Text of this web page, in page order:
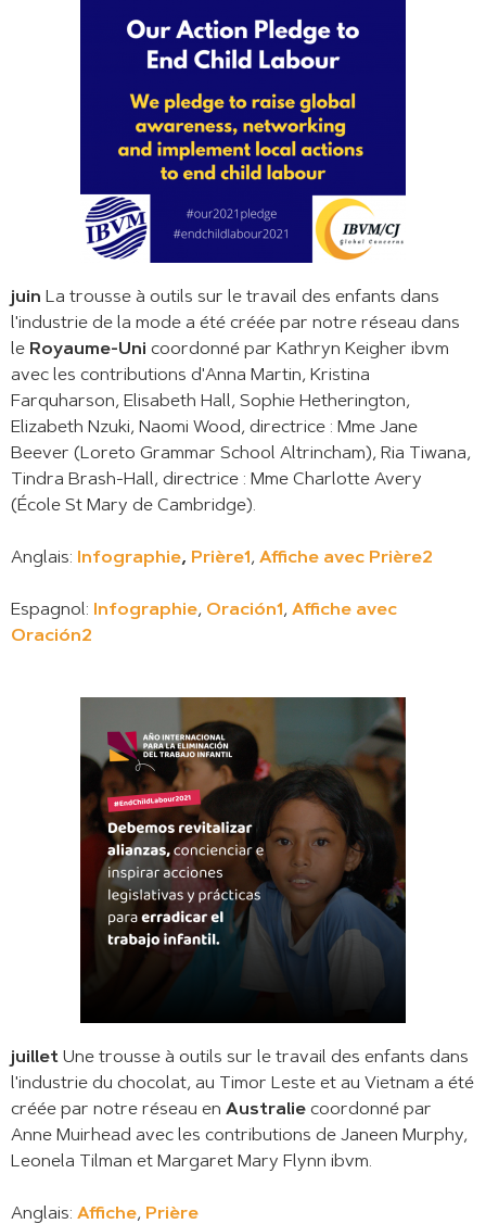
juin La trousse à outils sur le travail des enfants dans
l'industrie de la mode a été créée par notre réseau dans
le Royaume-Uni coordonné par Kathryn Keigher ibvm
avec les contributions d'Anna Martin, Kristina
Farquharson, Elisabeth Hall, Sophie Hetherington,
Elizabeth Nzuki, Naomi Wood, directrice : Mme Jane
Beever (Loreto Grammar School Altrincham), Ria Tiwana,
Tindra Brash-Hall, directrice : Mme Charlotte Avery
(École St Mary de Cambridge).
Anglais: Infographie, Prière1 , Affiche avec Prière2
Espagnol: Infographie, Oración1 , Affiche avec
Oración2
juillet Une trousse à outils sur le travail des enfants dans
l'industrie du chocolat, au Timor Leste et au Vietnam a été
créée par notre réseau en Australie coordonné par
Anne Muirhead avec les contributions de Janeen Murphy,
Leonela Tilman et Margaret Mary Flynn ibvm.
Anglais: Affiche, Prière